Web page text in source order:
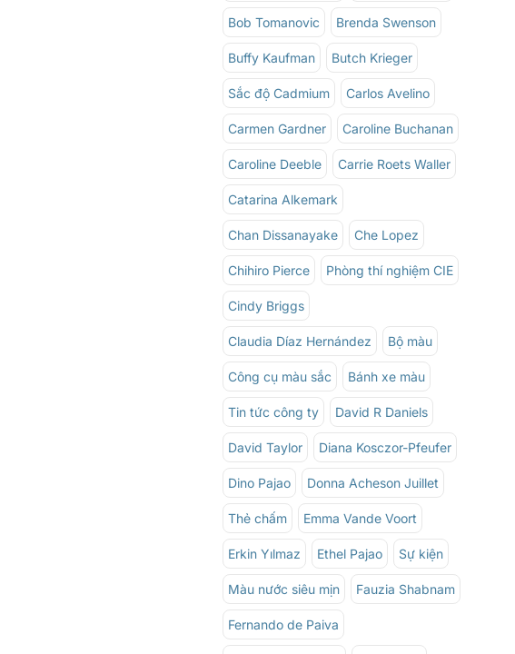
Bob Tomanovic Brenda Swenson
Buffy Kaufman Butch Krieger
Sắc độ Cadmium Carlos Avelino
Carmen Gardner Caroline Buchanan
Caroline Deeble Carrie Roets Waller
Catarina Alkemark
Chan Dissanayake Che Lopez
Chihiro Pierce Phòng thí nghiệm CIE
Cindy Briggs
Claudia Díaz Hernández Bộ màu
Công cụ màu sắc Bánh xe màu
Tin tức công ty David R Daniels
David Taylor Diana Kosczor-Pfeufer
Dino Pajao Donna Acheson Juillet
Thẻ chấm Emma Vande Voort
Erkin Yılmaz Ethel Pajao Sự kiện
Màu nước siêu mịn Fauzia Shabnam
Fernando de Paiva